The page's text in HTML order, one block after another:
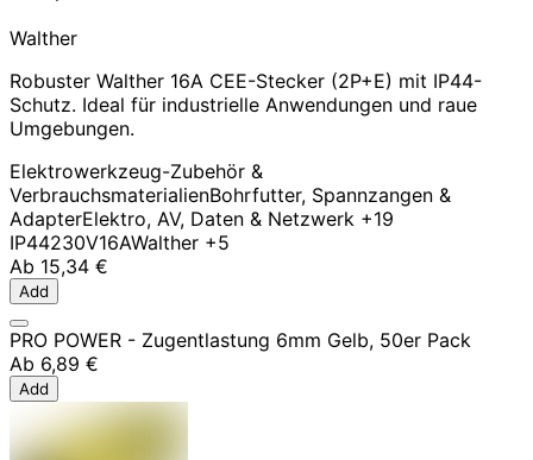
Walther
Robuster Walther 16A CEE-Stecker (2P+E) mit IP44-
Schutz. Ideal für industrielle Anwendungen und raue
Umgebungen.
Elektrowerkzeug-Zubehör &
VerbrauchsmaterialienBohrfutter, Spannzangen &
AdapterElektro, AV, Daten & Netzwerk +19
IP44230V16AWalther +5
Ab 15,34 €
Add
PRO POWER - Zugentlastung 6mm Gelb, 50er Pack
Ab 6,89 €
Add